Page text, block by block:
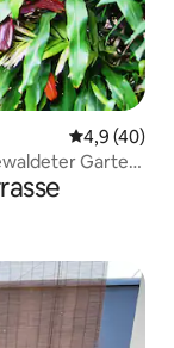
4,9 (40)
Garten